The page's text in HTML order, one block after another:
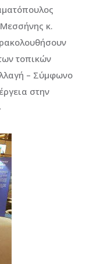
κ.
τοπικών
– Σύμφωνο
στην